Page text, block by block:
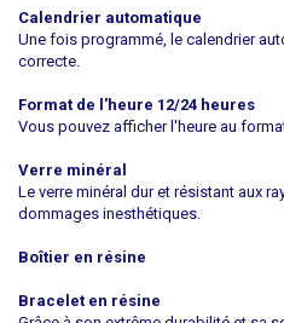
Calendrier automatique
Une fois programmé, le calendrier
correcte.
Format de l'heure 12/24 heures
Vous pouvez afficher l'heure au
Verre minéral
Le verre minéral dur et résistant aux
dommages inesthétiques.
Boîtier en résine
Bracelet en résine